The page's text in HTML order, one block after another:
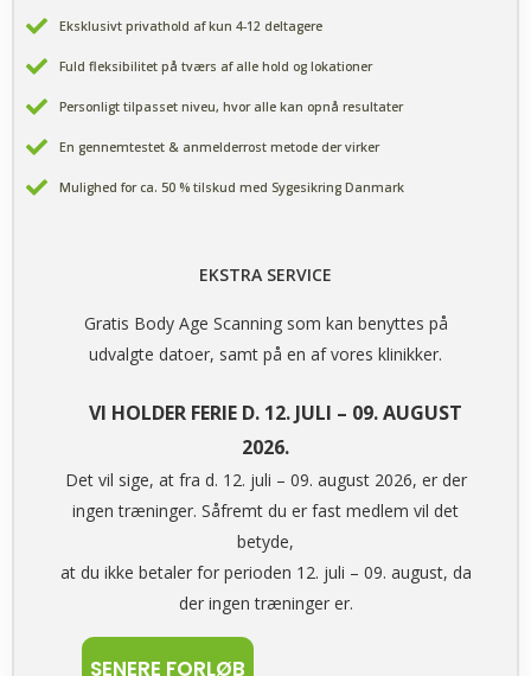
Eksklusivt privathold af kun 4-12 deltagere
Fuld fleksibilitet på tværs af alle hold og lokationer
Personligt tilpasset niveu, hvor alle kan opnå resultater
En gennemtestet & anmelderrost metode der virker
Mulighed for ca. 50 % tilskud med Sygesikring Danmark
EKSTRA SERVICE
Gratis Body Age Scanning som kan benyttes på
udvalgte datoer, samt på en af vores klinikker.
VI HOLDER FERIE D. 12. JULI – 09. AUGUST
2026.
Det vil sige, at fra d. 12. juli – 09. august 2026, er der
ingen træninger. Såfremt du er fast medlem vil det
betyde,
at du ikke betaler for perioden 12. juli – 09. august, da
der ingen træninger er.
SENERE FORLØB